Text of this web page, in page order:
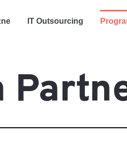
IT Outsourcing